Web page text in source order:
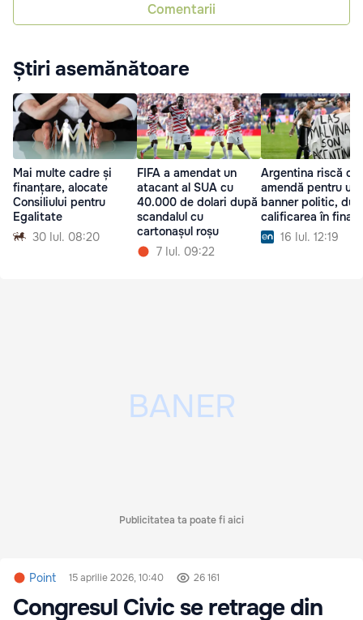
Comentarii
Știri asemănătoare
Mai multe cadre și
finanțare, alocate
Consiliului pentru
Egalitate
30 Iul. 08:20
FIFA a amendat un
atacant al SUA cu
40.000 de dolari după
scandalul cu
cartonașul roșu
7 Iul. 09:22
Argentina riscă o
amendă pentru un
banner politic,
calificarea în finală
16 Iul. 12:19
Publicitatea ta poate fi aici
Point 15 aprilie 2026, 10:40 26 161
Congresul Civic se retrage din